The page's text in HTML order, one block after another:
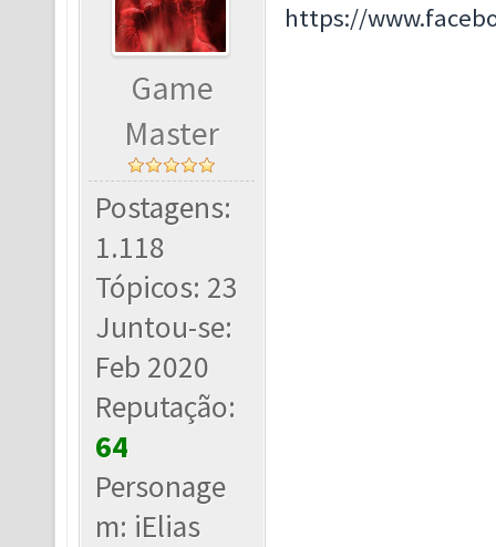
Game
Master
Postagens:
1.118
Tópicos: 23
Juntou-se:
Feb 2020
Reputação:
64
Personage
m: iElias
https://